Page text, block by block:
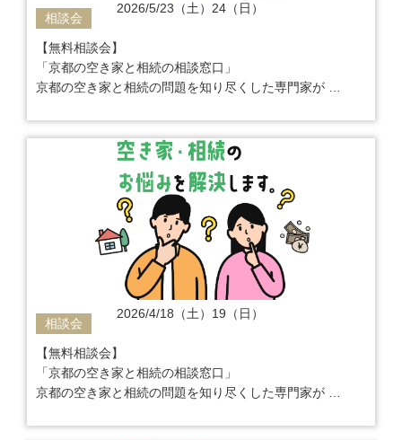
相談会
2026/5/23（土）24（日）
【無料相談会】
「京都の空き家と相続の相談窓口」
京都の空き家と相続の問題を知り尽くした専門家が
相談会
2026/4/18（土）19（日）
【無料相談会】
「京都の空き家と相続の相談窓口」
京都の空き家と相続の問題を知り尽くした専門家が